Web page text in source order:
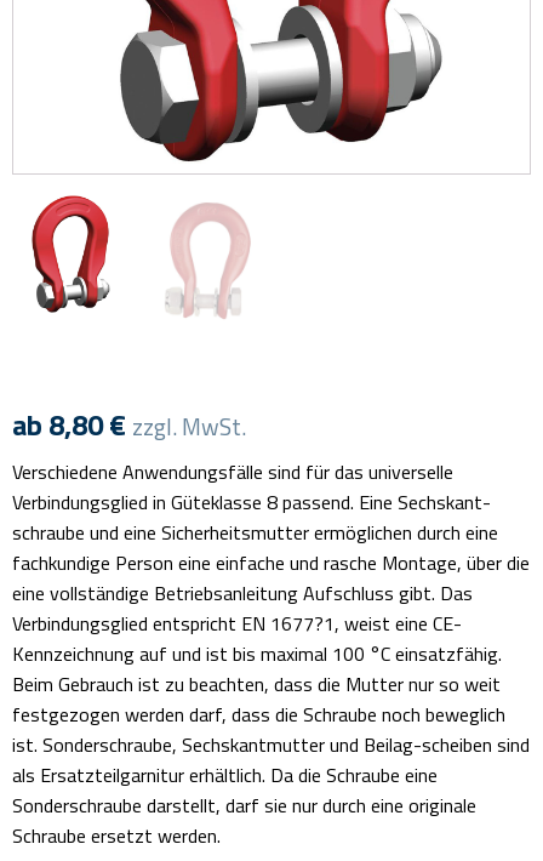
ab8,80€ zzgl. MwSt.
Verschiedene Anwendungsfälle sind für das universelle
Verbindungsglied in Güteklasse 8 passend. Eine Sechskant-
schraube und eine Sicherheitsmutter ermöglichen durch eine
fachkundige Person eine einfache und rasche Montage, über die
eine vollständige Betriebsanleitung Aufschluss gibt. Das
Verbindungsglied entspricht EN 1677?1, weist eine CE-
Kennzeichnung auf und ist bis maximal 100 °C einsatzfähig.
Beim Gebrauch ist zu beachten, dass die Mutter nur so weit
festgezogen werden darf, dass die Schraube noch beweglich
ist. Sonderschraube, Sechskantmutter und Beilag-scheiben sind
als Ersatzteilgarnitur erhältlich. Da die Schraube eine
Sonderschraube darstellt, darf sie nur durch eine originale
Schraube ersetzt werden.